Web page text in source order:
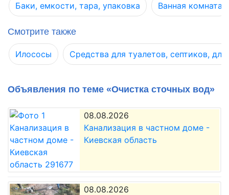
Баки, емкости, тара, упаковка Ванная комната
Смотрите также
Илососы Средства для туалетов, септиков,
Объявления по теме «Очистка сточных вод»
08.08.2026
Канализация в частном доме -
Киевская область
08.08.2026